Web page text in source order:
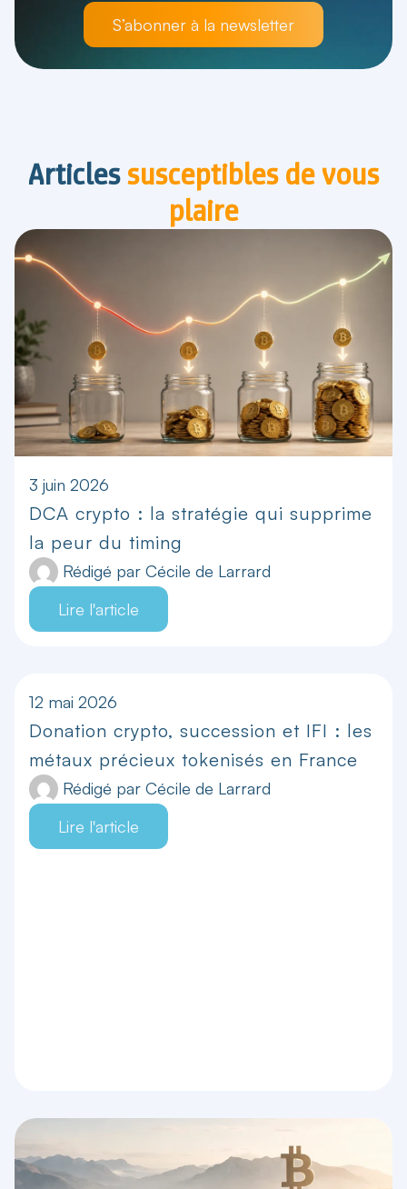
S’abonner à la newsletter
Articlessusceptibles de vous
plaire
3 juin 2026
DCA crypto : la stratégie qui supprime
la peur du timing
Rédigé par Cécile de Larrard
Lire l'article
12 mai 2026
Donation crypto, succession et IFI : les
métaux précieux tokenisés en France
Rédigé par Cécile de Larrard
Lire l'article